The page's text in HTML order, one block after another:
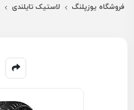
فروشگاه یوزپلنگ لاستیک تایلندی